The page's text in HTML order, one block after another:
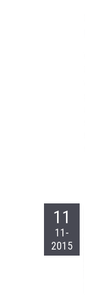
11
11-
2015